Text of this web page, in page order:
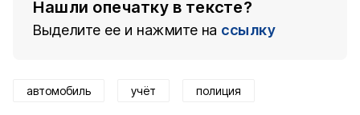
Нашли опечатку в тексте?
Выделите ее и нажмите на ссылку
автомобиль учёт полиция